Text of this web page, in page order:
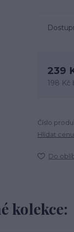
239
198 Kč
Číslo
Hlídat
Do
kolekce: